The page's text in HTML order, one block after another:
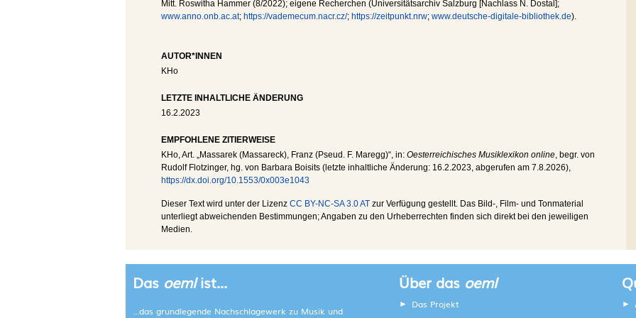
Mitt. Roswitha Hammer (8/2022); eigene Recherchen (Universitätsarchiv Salzburg [Nachlass N. Dostal];
www.anno.onb.ac.at; https://vademecum.nacr.cz/; https://zeitpunkt.nrw; www.deutsche-digitale-bibliothek.de).
AUTOR*INNEN
KHo
LETZTE INHALTLICHE ÄNDERUNG
16.2.2023
EMPFOHLENE ZITIERWEISE
KHo, Art. „Massarek (Massareck), Franz (Pseud. F. Maregg)“, in: Oesterreichisches Musiklexikon online, begr. von
Rudolf Flotzinger, hg. von Barbara Boisits (letzte inhaltliche Änderung: 16.2.2023, abgerufen am 7.8.2026),
https://dx.doi.org/10.1553/0x003e1043
Dieser Text wird unter der Lizenz CC BY-NC-SA 3.0 AT zur Verfügung gestellt. Das Bild-, Film- und Tonmaterial
unterliegt abweichenden Bestimmungen; Angaben zu den Urheberrechten finden sich direkt bei den jeweiligen
Medien.
Das oemlist...
...das grundlegende Nachschlagewerk zu Musik und
Über das oeml
Das Projekt